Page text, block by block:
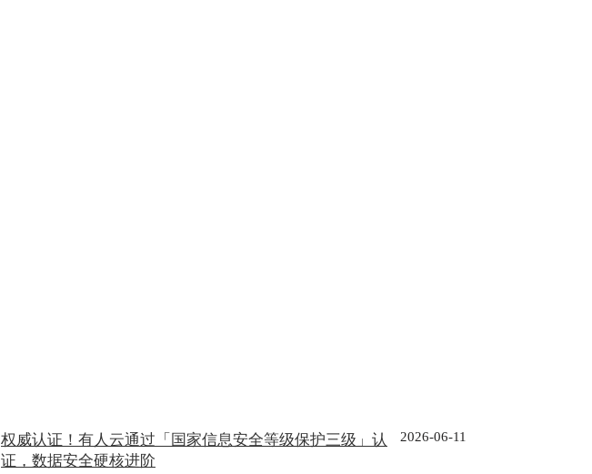
权威认证！有人云通过「国家信息安全等级保护三级」认
证，数据安全硬核进阶
2026-06-11